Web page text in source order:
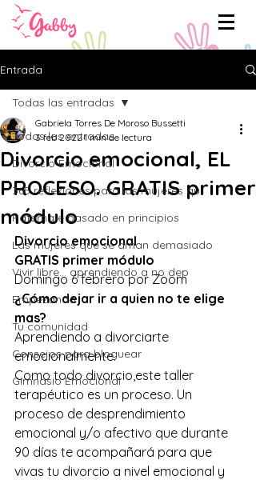
Entrada
Todas las entradas
Divorcio Emocional
365 reflexiones para las mujeres qu
Paternaje basado en principios
Las mujeres que se aman demasiado
Vivir libre... aprendiendo a no dep
Empezando
Tu comunidad
Consejos para bloguear
Gimnasio Emocional
Todas las entradas
Divorcio emocional, EL
PROCESO. GRATIS primer
módulo
Gabriela Torres De Moroso Bussetti
3 feb 20221 min de lectura
Divorcio emocional
GRATIS primer módulo
Domingo 6 febrero por Zoom
¿Cómo dejar ir a quien no te elige
mas?
Aprendiendo a divorciarte
emocionalmente.
Como todo divorcio,este taller
terapéutico es un proceso. Un
proceso de desprendimiento
emocional y/o afectivo que durante
90 días te acompañará para que
vivas tu divorcio a nivel emocional y